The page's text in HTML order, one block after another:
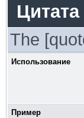
Цитата
The
Использование
Пример